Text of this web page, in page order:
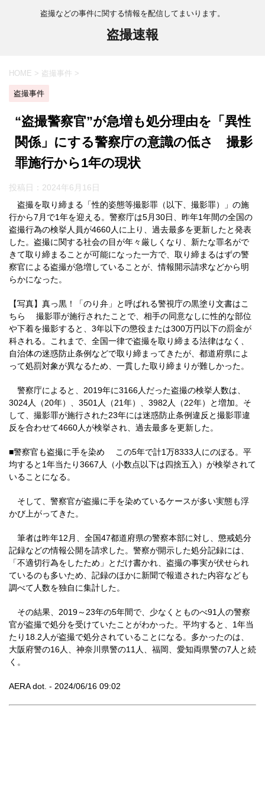
盗撮などの事件に関する情報を配信してまいります。
盗撮速報
HOME > 盗撮事件 >
盗撮事件
“盗撮警察官”が急増も処分理由を「異性
関係」にする警察庁の意識の低さ 撮影
罪施行から1年の現状
投稿日： 2024年6月16日
盗撮を取り締まる「性的姿態等撮影罪（以下、撮影罪）」の施
行から7月で1年を迎える。警察庁は5月30日、昨年1年間の全国の
盗撮行為の検挙人員が4660人に上り、過去最多を更新したと発表
した。盗撮に関する社会の目が年々厳しくなり、新たな罪名がで
きて取り締まることが可能になった一方で、取り締まるはずの警
察官による盗撮が急増していることが、情報開示請求などから明
らかになった。
【写真】真っ黒！「のり弁」と呼ばれる警視庁の黒塗り文書はこ
ちら 撮影罪が施行されたことで、相手の同意なしに性的な部位
や下着を撮影すると、3年以下の懲役または300万円以下の罰金が
科される。これまで、全国一律で盗撮を取り締まる法律はなく、
自治体の迷惑防止条例などで取り締まってきたが、都道府県によ
って処罰対象が異なるため、一貫した取り締まりが難しかった。
警察庁によると、2019年に3166人だった盗撮の検挙人数は、
3024人（20年）、3501人（21年）、3982人（22年）と増加。そ
して、撮影罪が施行された23年には迷惑防止条例違反と撮影罪違
反を合わせて4660人が検挙され、過去最多を更新した。
■警察官も盗撮に手を染め この5年で計1万8333人にのぼる。平
均すると1年当たり3667人（小数点以下は四捨五入）が検挙されて
いることになる。
そして、警察官が盗撮に手を染めているケースが多い実態も浮
かび上がってきた。
筆者は昨年12月、全国47都道府県の警察本部に対し、懲戒処分
記録などの情報公開を請求した。警察が開示した処分記録には、
「不適切行為をしたため」とだけ書かれ、盗撮の事実が伏せられ
ているのも多いため、記録のほかに新聞で報道された内容なども
調べて人数を独自に集計した。
その結果、2019～23年の5年間で、少なくとものべ91人の警察
官が盗撮で処分を受けていたことがわかった。平均すると、1年当
たり18.2人が盗撮で処分されていることになる。多かったのは、
大阪府警の16人、神奈川県警の11人、福岡、愛知両県警の7人と続
く。
AERA dot. - 2024/06/16 09:02